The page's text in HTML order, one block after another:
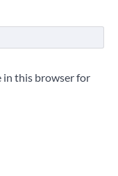
in this browser for